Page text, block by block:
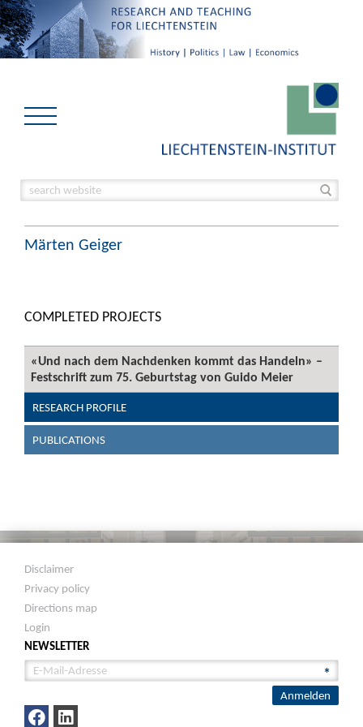
Märten Geiger
COMPLETED PROJECTS
«Und nach dem Nachdenken kommt das Handeln» –
Festschrift zum 75. Geburtstag von Guido Meier
RESEARCH PROFILE
PUBLICATIONS
Disclaimer
Privacy policy
Directions map
Login
NEWSLETTER